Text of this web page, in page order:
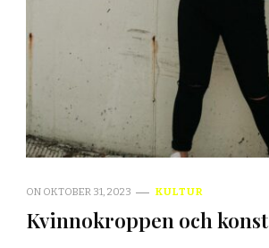
ON OKTOBER 31, 2023 KULTUR
Kvinnokroppen och konst